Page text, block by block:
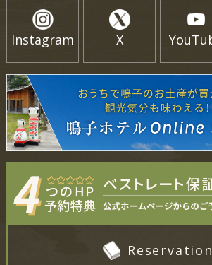
Instagram X
Reservation